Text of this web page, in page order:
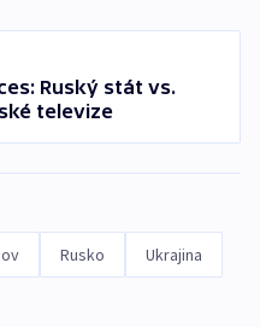
Ruský stát vs.
televize
Rusko Ukrajina